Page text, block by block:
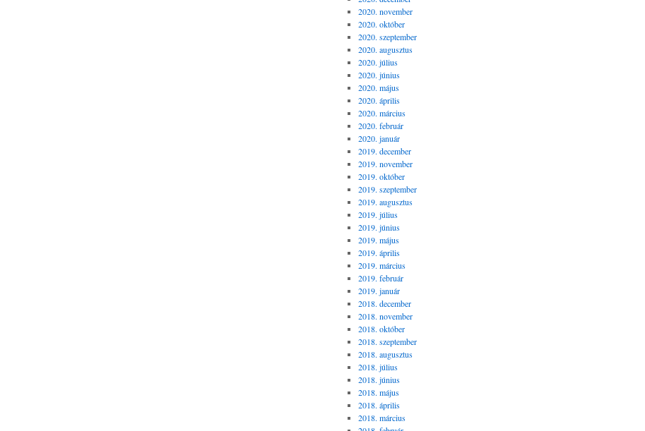
2020. november
2020. október
2020. szeptember
2020. augusztus
2020. július
2020. június
2020. május
2020. április
2020. március
2020. február
2020. január
2019. december
2019. november
2019. október
2019. szeptember
2019. augusztus
2019. július
2019. június
2019. május
2019. április
2019. március
2019. február
2019. január
2018. december
2018. november
2018. október
2018. szeptember
2018. augusztus
2018. július
2018. június
2018. május
2018. április
2018. március